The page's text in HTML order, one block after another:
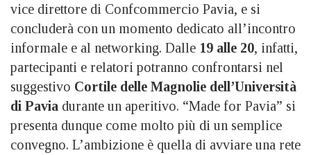
vice direttore di Confcommercio Pavia, e si
concluderà con un momento dedicato all’incontro
informale e al networking. Dalle 19 alle 20, infatti,
partecipanti e relatori potranno confrontarsi nel
suggestivo Cortile delle Magnolie dell’Università
di Pavia durante un aperitivo. “Made for Pavia” si
presenta dunque come molto più di un semplice
convegno. L’ambizione è quella di avviare una rete